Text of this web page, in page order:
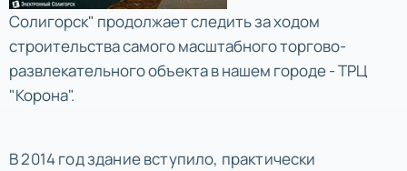
Солигорск" продолжает следить за ходом
строительства самого масштабного торгово-
развлекательного объекта в нашем городе - ТРЦ
"Корона".
В 2014 год здание вступило, практически